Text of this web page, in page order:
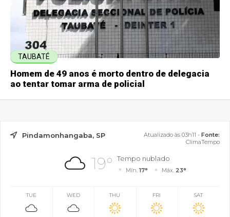
TAUBATÉ
Homem de 49 anos é morto dentro de delegacia
ao tentar tomar arma de policial
Pindamonhangaba, SP Atualizado às 03h11 - Fonte:
ClimaTempo
19° Tempo nublado
Mín.17° Máx. 23°
TUE WED THU FRI SAT